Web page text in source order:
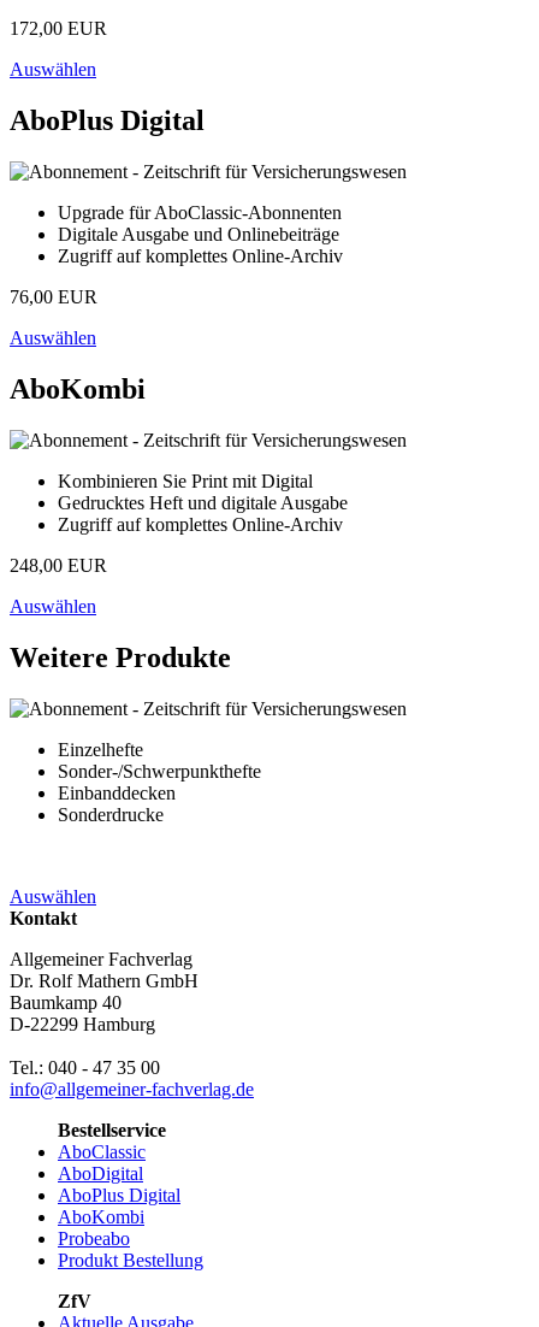
172,00 EUR
Auswählen
AboPlus Digital
Upgrade für AboClassic-Abonnenten
Digitale Ausgabe und Onlinebeiträge
Zugriff auf komplettes Online-Archiv
76,00 EUR
Auswählen
AboKombi
Kombinieren Sie Print mit Digital
Gedrucktes Heft und digitale Ausgabe
Zugriff auf komplettes Online-Archiv
248,00 EUR
Auswählen
Weitere Produkte
Einzelhefte
Sonder-/Schwerpunkthefte
Einbanddecken
Sonderdrucke
Auswählen
Kontakt
Allgemeiner Fachverlag
Dr. Rolf Mathern GmbH
Baumkamp 40
D-22299 Hamburg
Tel.: 040 - 47 35 00
info@allgemeiner-fachverlag.de
Bestellservice
AboClassic
AboDigital
AboPlus Digital
AboKombi
Probeabo
Produkt Bestellung
ZfV
Aktuelle Ausgabe